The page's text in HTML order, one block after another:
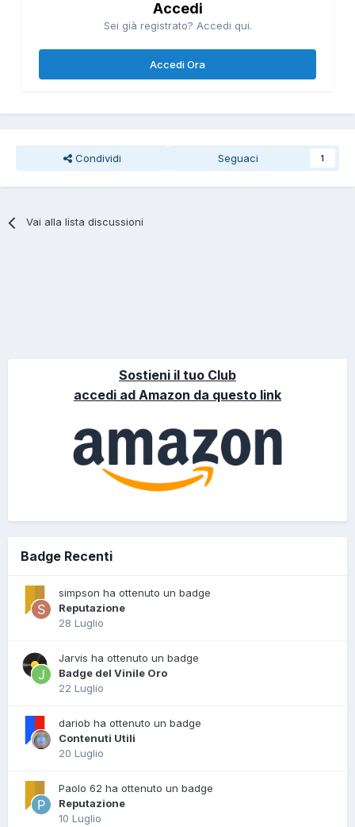
Accedi
Sei già registrato? Accedi qui.
Accedi Ora
Condividi Seguaci 1
Vai alla lista discussioni
Sostieni il tuo Club
accedi ad Amazon da questo link
Badge Recenti
simpson ha ottenuto un badge
Reputazione
28 Luglio
Jarvis ha ottenuto un badge
Badge del Vinile Oro
22 Luglio
dariob ha ottenuto un badge
Contenuti Utili
20 Luglio
Paolo 62 ha ottenuto un badge
Reputazione
10 Luglio